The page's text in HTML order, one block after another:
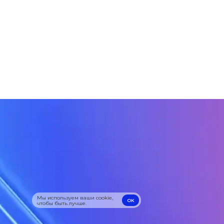
Мы используем ваши cookie,
чтобы быть лучше.
OK